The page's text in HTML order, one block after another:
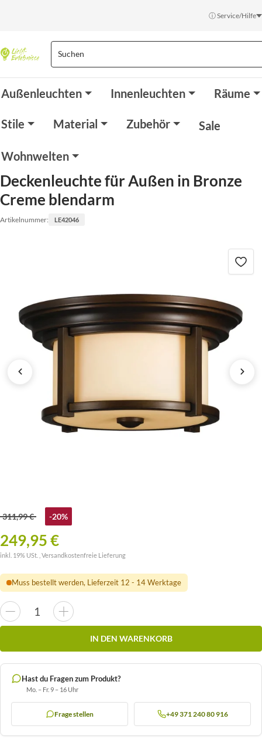
ⓘ Service/Hilfe
Außenleuchten Innenleuchten Räume
Stile Material Zubehör Sale
Wohnwelten
Deckenleuchte für Außen in Bronze
Creme blendarm
Artikelnummer: LE42046
311,99 € -20%
249,95 €
inkl. 19% USt. , Versandkostenfreie Lieferung
Muss bestellt werden, Lieferzeit 12 - 14 Werktage
IN DEN WARENKORB
Hast du Fragen zum Produkt?
Mo. – Fr. 9 – 16 Uhr
Frage stellen +49 371 240 80 916